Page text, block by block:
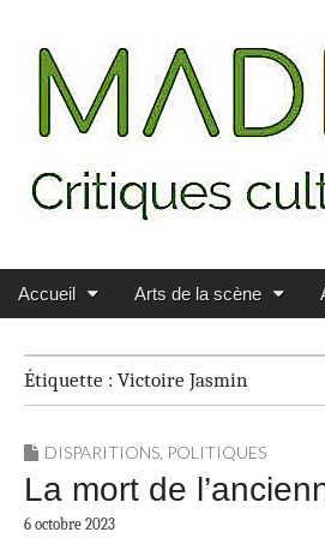
Main menu
Skip to content
Accueil Arts de la scène
Étiquette : Victoire Jasmin
DISPARITIONS POLITIQUES
La mort de
6 octobre 2023